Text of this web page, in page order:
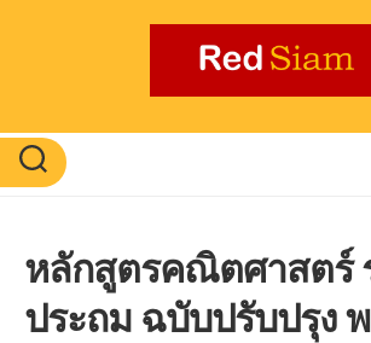
หลักสูตรคณิตศาสตร์
ประถม ฉบับปรับปรุง